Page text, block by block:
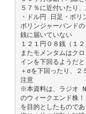
５７％に近付いたり
・ドル円 日足・ボリ
ボリンジャーバンド
銭に届いていない
１２１円０８銭（１２
またモメンタムはク
インを下回るようだと
＋σを下回ったり、２
注意
※本資料は、ラジオ
のウィークエンド株
を目的としたもので